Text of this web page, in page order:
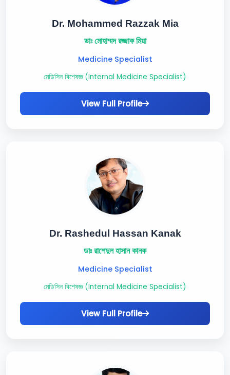
Dr. Mohammed Razzak Mia
ডাঃ মোহাম্মদ রজ্জাক মিয়া
Medicine Specialist
মেডিসিন বিশেষজ্ঞ (Internal Medicine Specialist)
View Full Profile
Dr. Rashedul Hassan Kanak
ডাঃ রাশেদুল হাসান কানক
Medicine Specialist
মেডিসিন বিশেষজ্ঞ (Internal Medicine Specialist)
View Full Profile